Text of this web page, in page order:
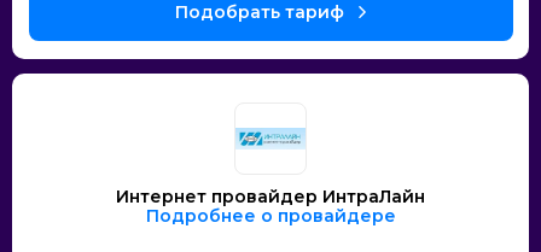
Интернет провайдер ИнтраЛайн
Подробнее о провайдере